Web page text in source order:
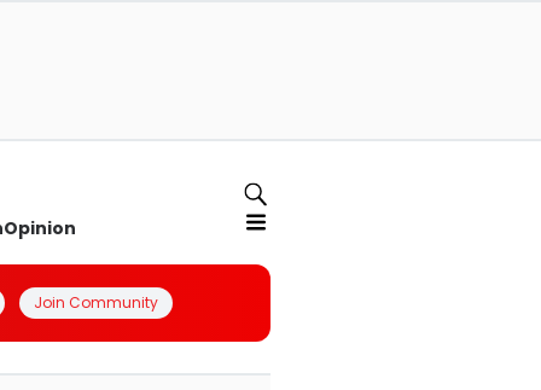
Opinion
Join Community